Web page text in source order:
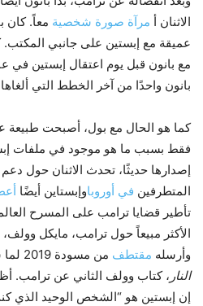
الاثنان أ مرآة صورة شخصية معاً. كان
عميقة مع إبستين على جانبي
بانون واحدًا من آخر الخطط التي
كما هو الحال مع بول، أصبحت طبيعة
فقط بسبب ما هو موجود في ملفات
إصدارها حديثًا، تحدث الاثنان حول دعم
المتطرفين في أوروباوإبستاين أيضًا
تأطير قضايا ترامب على المسرح
الأكثر مبيعاً حول ترامب، مايكل
وأرسله مقتطف من مسودة 2019 لما سيصبح
النار ، كتاب وولف الثاني عن ترامب.
إن إبستين هو “الشخص الوحيد الذي